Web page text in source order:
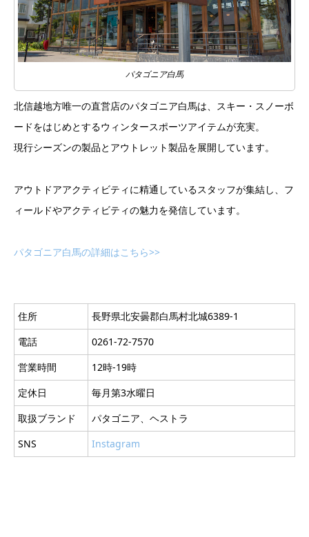
パタゴニア白馬
北信越地方唯一の直営店のパタゴニア白馬は、スキー・スノーボ
ードをはじめとするウィンタースポーツアイテムが充実。
現行シーズンの製品とアウトレット製品を展開しています。
アウトドアアクティビティに精通しているスタッフが集結し、フ
ィールドやアクティビティの魅力を発信しています。
パタゴニア白馬の詳細はこちら>>
住所
長野県北安曇郡白馬村北城6389-1
電話
0261-72-7570
営業時間
12時-19時
定休日
毎月第3水曜日
取扱ブランド
パタゴニア、ヘストラ
SNS
Instagram